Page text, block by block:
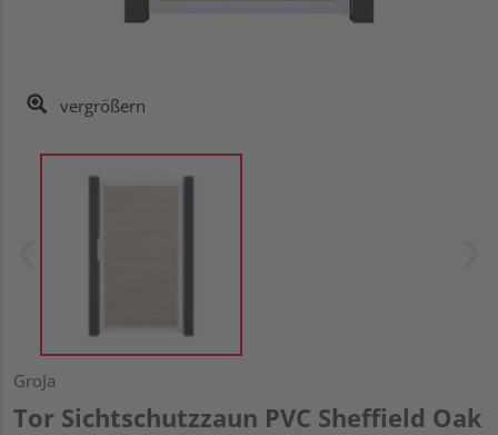
vergrößern
GroJa
Tor Sichtschutzzaun PVC Sheffield Oak